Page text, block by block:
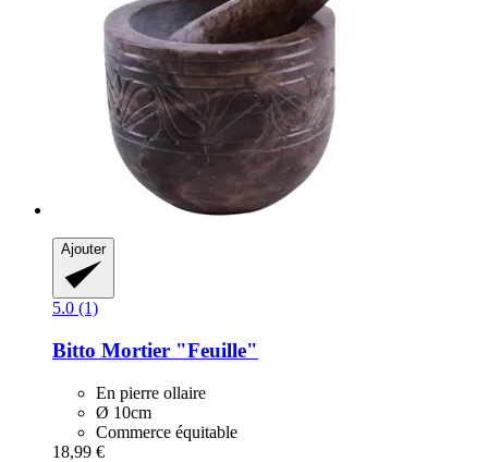
Ajouter
5.0 (1)
Bitto Mortier "Feuille"
En pierre ollaire
Ø 10cm
Commerce équitable
18,99 €